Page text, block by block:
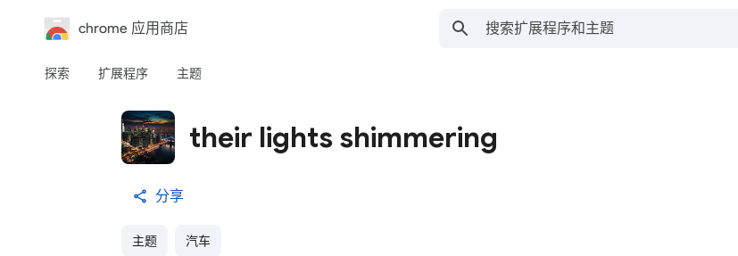
chrome 应用商店
探索 扩展程序 主题
their lights shimmering
分享
主题 汽车